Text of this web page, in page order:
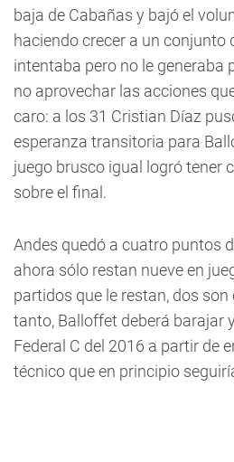
baja de Cabañas y bajó el
haciendo crecer a un conjunto
intentaba pero no le generaba
no aprovechar las acciones
caro: a los 31 Cristian Díaz
esperanza transitoria para
juego brusco igual logró tener
sobre el final.
Andes quedó a cuatro puntos
ahora sólo restan nueve en
partidos que le restan, dos
tanto, Balloffet deberá barajar
Federal C del 2016 a partir de
técnico que en principio